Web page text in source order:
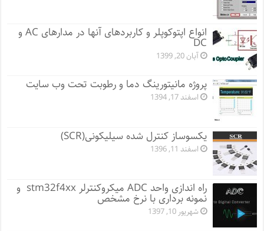
انواع اپتوکوپلر و کاربردهای آنها در مدارهای AC و
DC
آبان 20, 1399
پروژه مانيتورينگ دما و رطوبت تحت وب سایت
اسفند 17, 1394
یکسوساز کنترل شده سیلیکونی(SCR)
اسفند 11, 1396
راه اندازی واحد ADC میکروکنترلر stm32f4xx و
نمونه برداری با نرخ مشخص
شهریور 10, 1397